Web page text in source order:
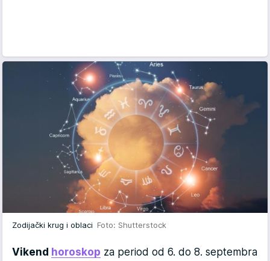
Zodijački krug i oblaci Foto: Shutterstock
Vikend horoskop za period od 6. do 8. septembra